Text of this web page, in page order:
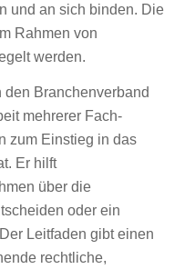
und an sich binden. Die
Rahmen von
werden.
den Branchenverband
mehrerer Fach-
zum Einstieg in das
Er hilft
über die
oder ein
Leitfaden gibt einen
rechtliche,